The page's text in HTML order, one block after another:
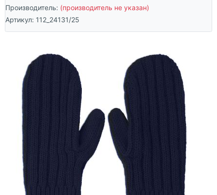
Производитель: (производитель не указан)
Артикул: 112_24131/25